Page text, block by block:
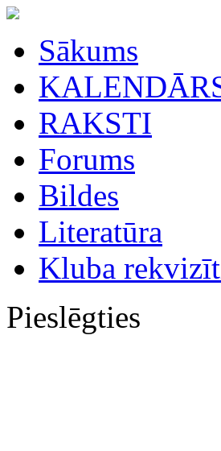
Sākums
RAKSTI
Forums
Bildes
Literatūra
Kluba
Pieslēgties